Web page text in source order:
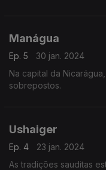
Manágua
Ep. 5
30 jan. 2024
Na capital da
sobrepostos.
Ushaiger
Ep. 4
23 jan. 2024
As tradições sauditas